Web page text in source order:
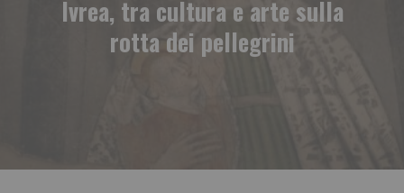
Ivrea, tra cultura e arte sulla
rotta dei pellegrini